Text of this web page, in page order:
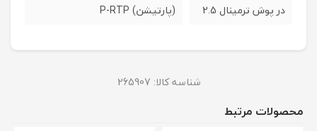
در پوش ترمینال 2.5 (پارتیشن) P-RTP
شناسه کالا: 265907
محصولات مرتبط